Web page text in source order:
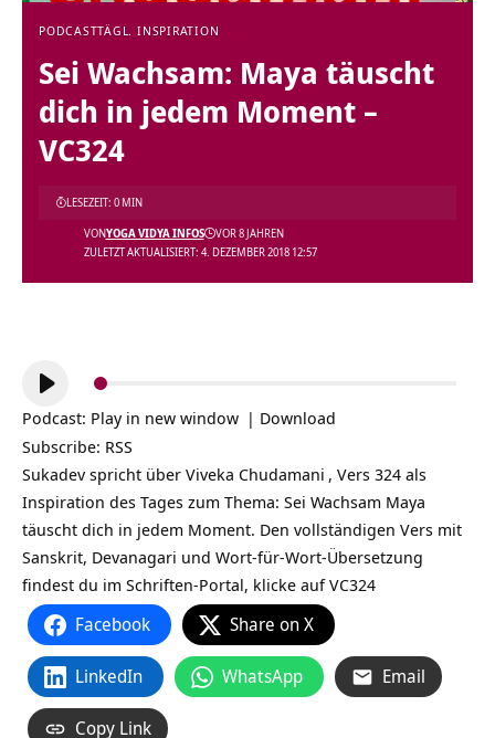
PODCASTTÄGL. INSPIRATION
Sei Wachsam: Maya täuscht
dich in jedem Moment –
VC324
ZULETZT AKTUALISIERT: 4. DEZEMBER 2018 12:57
VONYOGA VIDYA INFOS VOR 8 JAHREN
LESEZEIT: 0 MIN
Audio-
Player
Podcast: Play in new window | Download
Subscribe: RSS
Sukadev spricht über Viveka Chudamani , Vers 324 als
Inspiration des Tages zum Thema: Sei Wachsam Maya
täuscht dich in jedem Moment. Den vollständigen Vers mit
Sanskrit, Devanagari und Wort-für-Wort-Übersetzung
findest du im Schriften-Portal, klicke aufVC324
Facebook Share on X
LinkedIn WhatsApp Email
Copy Link